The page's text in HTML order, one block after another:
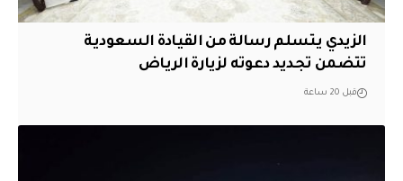
الزيدي يتسلم رسالة من القيادة السعودية
تتضمن تجديد دعوته لزيارة الرياض
قبل 20 ساعة